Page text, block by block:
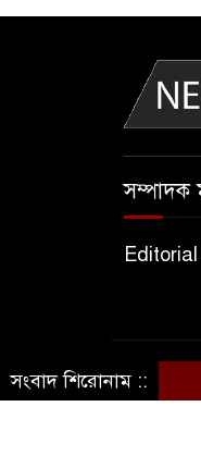
সম্পাদক
©
সংবাদ শিরোনাম ::